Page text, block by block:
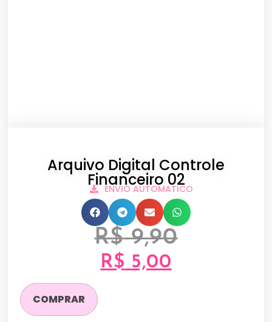
Arquivo Digital Controle
Financeiro 02
ENVIO AUTOMATICO
R$9,90
R$ 5,00
COMPRAR